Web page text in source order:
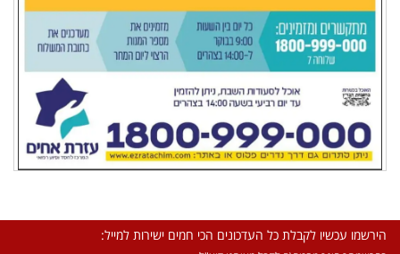
הירשמו עכשיו לקבלת כל העדכונים הכי חמים ישירות למייל: